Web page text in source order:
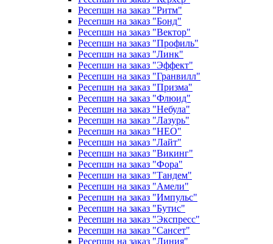
Ресепшн на заказ "Ритм"
Ресепшн на заказ "Бонд"
Ресепшн на заказ "Вектор"
Ресепшн на заказ "Профиль"
Ресепшн на заказ "Линк"
Ресепшн на заказ "Эффект"
Ресепшн на заказ "Гранвилл"
Ресепшн на заказ "Призма"
Ресепшн на заказ "Флюид"
Ресепшн на заказ "Небула"
Ресепшн на заказ "Лазурь"
Ресепшн на заказ "НЕО"
Ресепшн на заказ "Лайт"
Ресепшн на заказ "Викинг"
Ресепшн на заказ "Фора"
Ресепшн на заказ "Тандем"
Ресепшн на заказ "Амели"
Ресепшн на заказ "Импульс"
Ресепшн на заказ "Бутис"
Ресепшн на заказ "Экспресс"
Ресепшн на заказ "Сансет"
Ресепшн на заказ "Линия"